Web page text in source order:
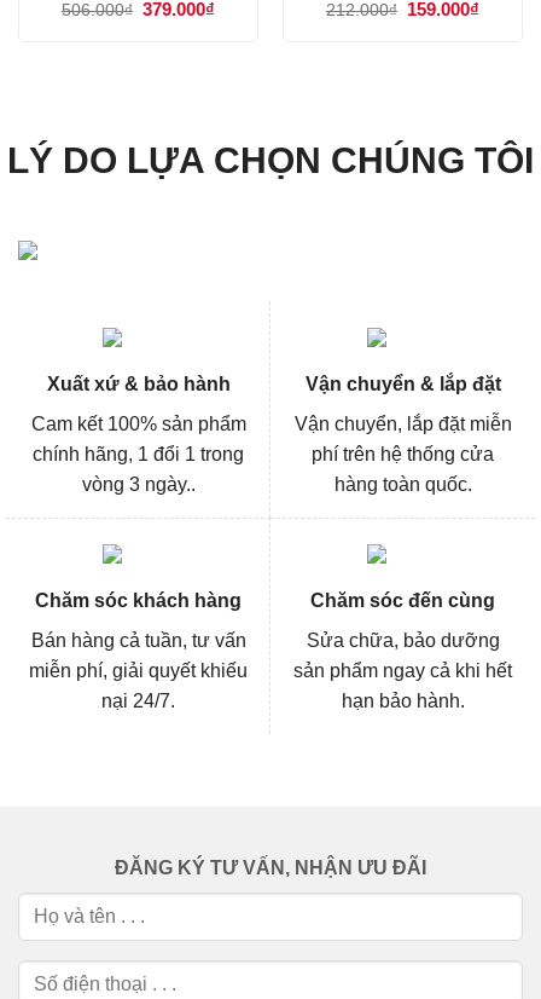
506.000₫ Giá
379.000₫ 212.000₫
Giá
159.000₫
LÝ DO LỰA CHỌN CHÚNG TÔI
Xuất xứ & bảo hành
Cam kết 100% sản phẩm
chính hãng, 1 đổi 1 trong
vòng 3 ngày..
Vận chuyển & lắp đặt
Vận chuyển, lắp đặt miễn
phí trên hệ thống cửa
hàng toàn quốc.
Chăm sóc khách hàng
Bán hàng cả tuần, tư vấn
miễn phí, giải quyết khiếu
nại 24/7.
Chăm sóc đến cùng
Sửa chữa, bảo dưỡng
sản phẩm ngay cả khi hết
hạn bảo hành.
ĐĂNG KÝ TƯ VẤN, NHẬN ƯU ĐÃI